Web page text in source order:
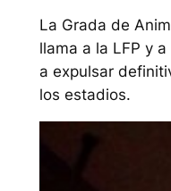
La Grada de
llama a la LFP y
a expulsar
los estadios.